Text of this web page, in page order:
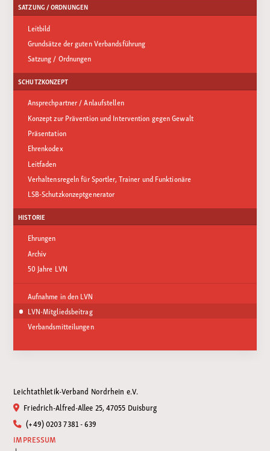
SATZUNG / ORDNUNGEN
Leitbild
Grundsätze der guten Verbandsführung
Satzung / Ordnungen
SCHUTZKONZEPT
Ansprechpartner / Anlaufstellen
Konzept zur Prävention und Intervention gegen Gewalt
Präsentation
Ehrenkodex
Leitfaden
Verhaltensregeln für Sportler, Trainer und Funktionäre
LSB-Schutzkonzeptgenerator
HISTORIE
Ehrungen
Archiv
50 Jahre LVN
Aufnahme in den LVN
LVN-Mitgliedsbeitrag
Verbandsmitteilungen
Leichtathletik-Verband Nordrhein e.V.
Friedrich-Alfred-Allee 25, 47055 Duisburg
(+49) 0203 7381 - 639
IMPRESSUM